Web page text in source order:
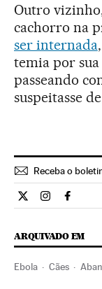
Outro
cachorro na
ser internada
temia por sua
passeando
suspeitasse
Receba o
Internacional El
ARQUIVADO EM
Ebola Cães